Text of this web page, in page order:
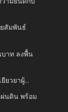
ยสัมพันธ์
บาท ลงพื้น
ยวยาผู้...
นดิน พร้อม